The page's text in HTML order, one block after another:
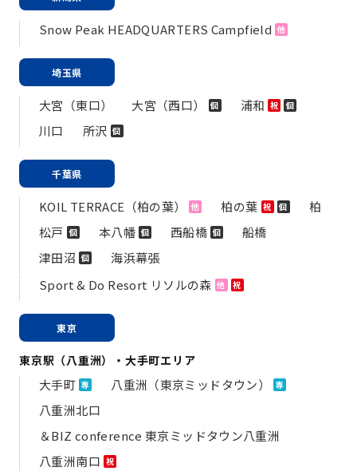
Snow Peak HEADQUARTERS Campfield 他
埼玉県
大宮（東口） 大宮（西口） 個 浦和 祝 個
川口 所沢 個
千葉県
KOIL TERRACE（柏の葉） 他 柏の葉 祝 個
柏
松戸 個 本八幡 個 西船橋 個
船橋
津田沼 個
海浜幕張
Sport & Do Resort リソルの森 他 祝
東京
東京駅（八重洲）・大手町エリア
大手町 専 八重洲（東京ミッドタウン） 専
八重洲北口
＆BIZ conference 東京ミッドタウン八重洲
八重洲南口 祝